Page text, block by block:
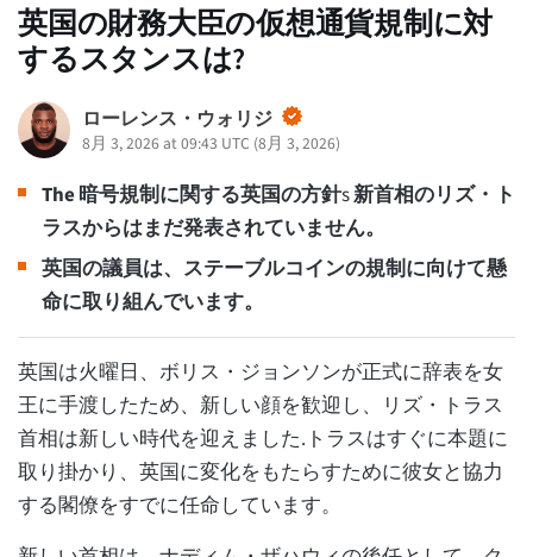
英国の財務大臣の仮想通貨規制に対
するスタンスは?
ローレンス・ウォリジ
8月 3, 2026 at 09:43 UTC (8月 3, 2026)
The暗号規制に関する英国の方針s新首相のリズ・ト
ラスからはまだ発表されていません。
英国の議員は、ステーブルコインの規制に向けて懸
命に取り組んでいます。
英国は火曜日、ボリス・ジョンソンが正式に辞表を女
王に手渡したため、新しい顔を歓迎し、リズ・トラス
首相は新しい時代を迎えました.トラスはすぐに本題に
取り掛かり、英国に変化をもたらすために彼女と協力
する閣僚をすでに任命しています。